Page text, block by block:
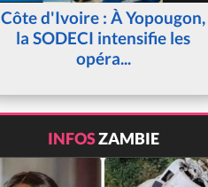
Côte d'Ivoire : À Yopougon,
la SODECI intensifie les
opéra...
INFOSZAMBIE